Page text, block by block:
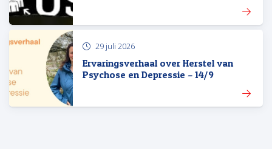
Ervaringsverhaal over Herstel van
Psychose en Depressie – 14/9
29 juli 2026